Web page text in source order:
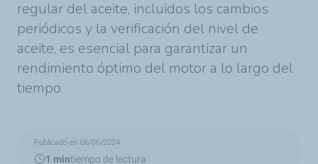
regular del aceite, incluidos los cambios
periódicos y la verificación del nivel de
aceite, es esencial para garantizar un
rendimiento óptimo del motor a lo largo del
tiempo.
Publicado en 06/06/2024
1 mintiempo de lectura